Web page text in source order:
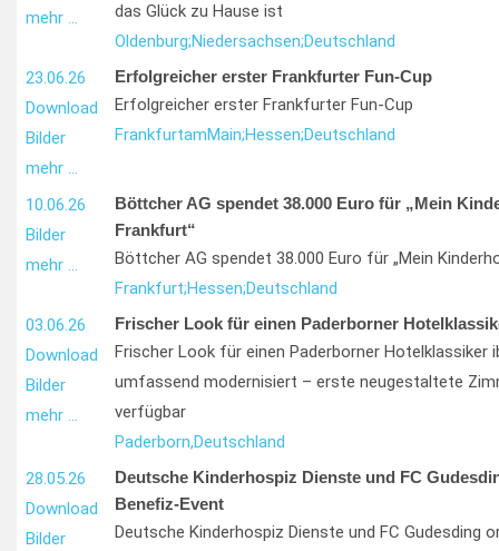
mehr …
das Glück zu Hause ist
Oldenburg;Niedersachsen;Deutschland
23.06.26
Download
Bilder
mehr …
Erfolgreicher erster Frankfurter Fun-Cup
Erfolgreicher erster Frankfurter Fun-Cup
FrankfurtamMain;Hessen;Deutschland
10.06.26
Bilder
mehr …
Böttcher AG spendet 38.000 Euro für „Mein
Frankfurt“
Böttcher AG spendet 38.000 Euro für „Mein
Frankfurt;Hessen;Deutschland
03.06.26
Download
Bilder
mehr …
Frischer Look für einen Paderborner
Frischer Look für einen Paderborner Hotelklassiker
umfassend modernisiert – erste neugestaltete
verfügbar
Paderborn,Deutschland
28.05.26
Download
Bilder
Deutsche Kinderhospiz Dienste und FC
Benefiz-Event
Deutsche Kinderhospiz Dienste und FC Gudesding